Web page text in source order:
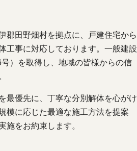
郡田野畑村を拠点に、戸建住宅から
工事に対応しております。一般建設
）を取得し、地域の皆様からの信
最優先に、丁寧な分別解体を心がけ
模に応じた最適な施工方法を提案
施をお約束します。